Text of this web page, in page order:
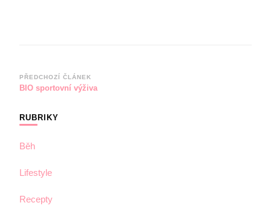
Navigace
příspěvku
PŘEDCHOZÍ ČLÁNEK
BIO sportovní výživa
RUBRIKY
Běh
Lifestyle
Recepty